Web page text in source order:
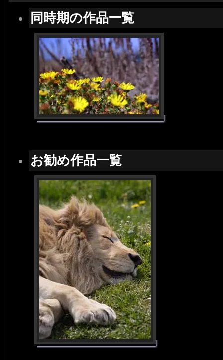
同時期の作品一覧
お勧め作品一覧